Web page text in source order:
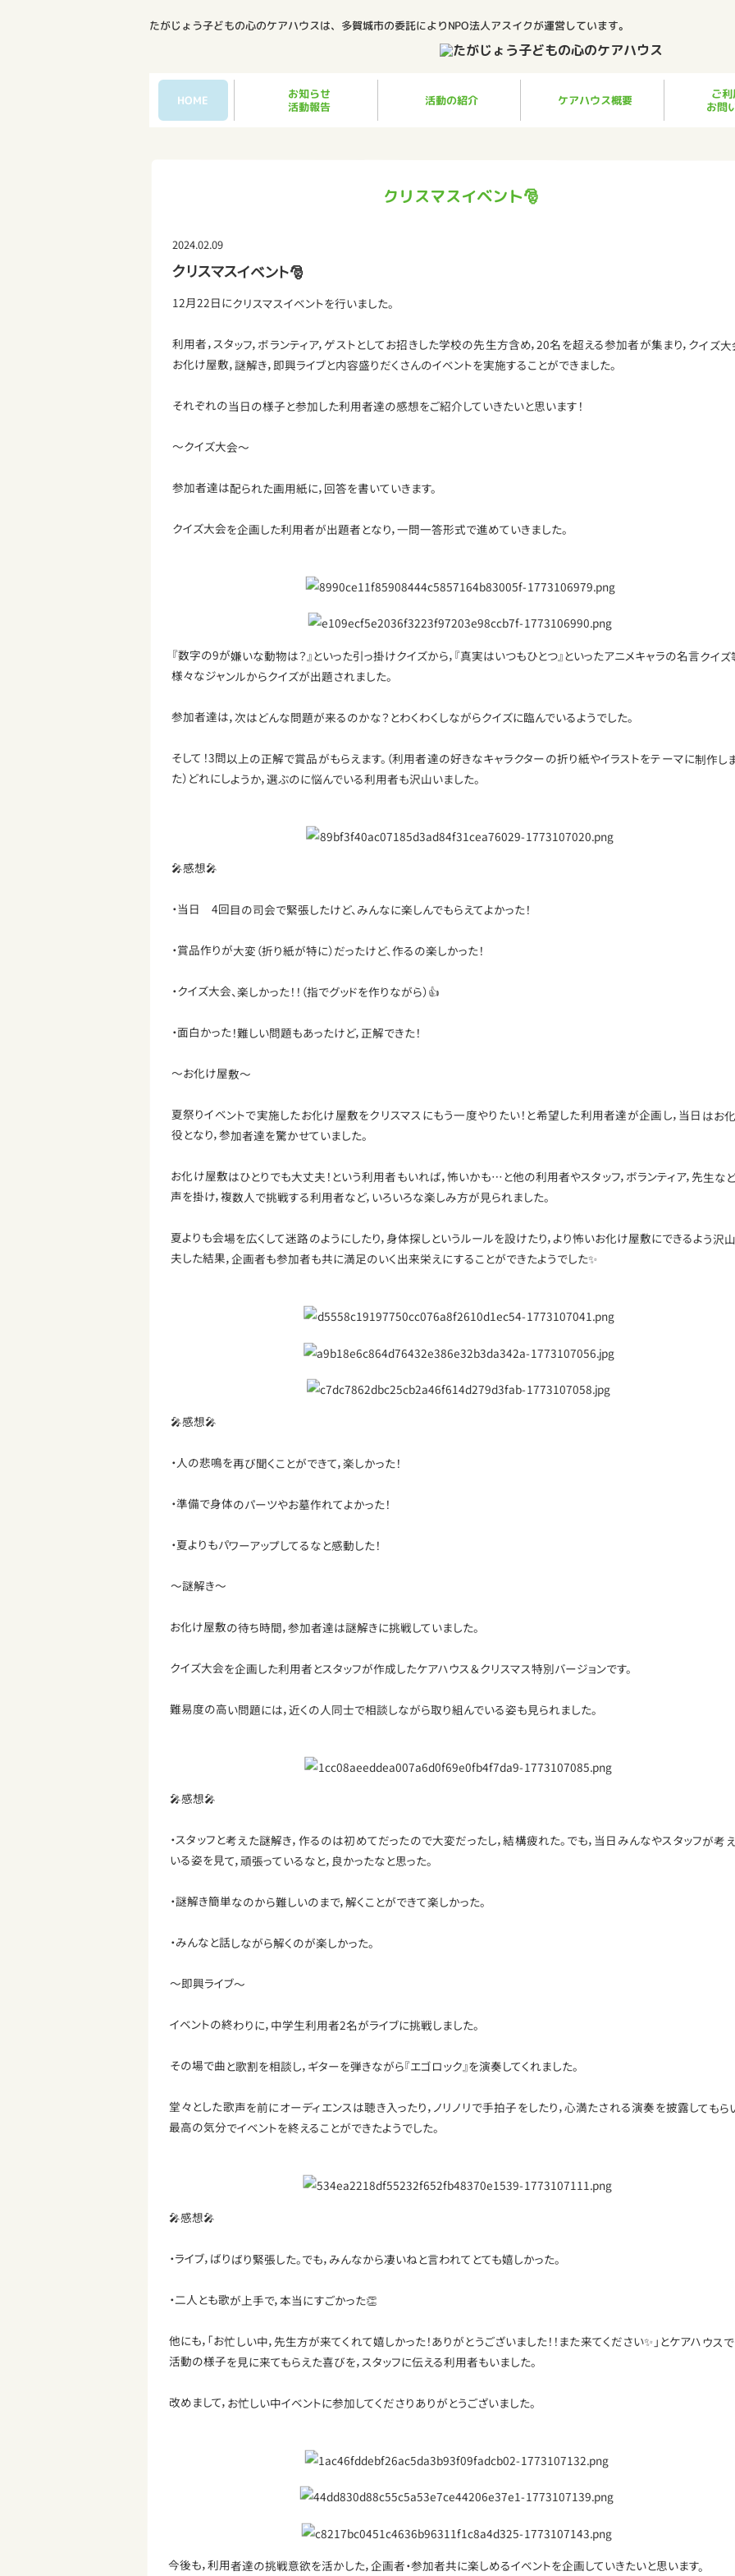
たがじょう子どもの心のケアハウスは、多賀城市の委託によりNPO法人アスイクが運営しています。
HOME お知らせ
活動報告 活動の紹介 ケアハウス概要 ご
お問
クリスマスイベント🎅
2024.02.09
クリスマスイベント🎅
12月22日にクリスマスイベントを行いました。
利用者，スタッフ，ボランティア，ゲストとしてお招きした学校の先生方含め，20名を超える参加者が集まり，クイズ大
お化け屋敷，謎解き，即興ライブと内容盛りだくさんのイベントを実施することができました。
それぞれの当日の様子と参加した利用者達の感想をご紹介していきたいと思います！
～クイズ大会～
参加者達は配られた画用紙に，回答を書いていきます。
クイズ大会を企画した利用者が出題者となり，一問一答形式で進めていきました。
『数字の9が嫌いな動物は？』といった引っ掛けクイズから，『真実はいつもひとつ』といったアニメキャラの名言クイズ
様々なジャンルからクイズが出題されました。
参加者達は，次はどんな問題が来るのかな？とわくわくしながらクイズに臨んでいるようでした。
そして！3問以上の正解で賞品がもらえます。（利用者達の好きなキャラクターの折り紙やイラストをテーマに制作し
た）どれにしようか，選ぶのに悩んでいる利用者も沢山いました。
🎤感想🎤
・当日 4回目の司会で緊張したけど、みんなに楽しんでもらえてよかった！
・賞品作りが大変（折り紙が特に）だったけど、作るの楽しかった！
・クイズ大会、楽しかった！！（指でグッドを作りながら）👍
・面白かった！難しい問題もあったけど，正解できた！
～お化け屋敷～
夏祭りイベントで実施したお化け屋敷をクリスマスにもう一度やりたい！と希望した利用者達が企画し，当日はお
役となり，参加者達を驚かせていました。
お化け屋敷はひとりでも大丈夫！という利用者もいれば，怖いかも…と他の利用者やスタッフ，ボランティア，先生な
声を掛け，複数人で挑戦する利用者など，いろいろな楽しみ方が見られました。
夏よりも会場を広くして迷路のようにしたり，身体探しというルールを設けたり，より怖いお化け屋敷にできるよう沢
夫した結果，企画者も参加者も共に満足のいく出来栄えにすることができたようでした✨
🎤感想🎤
・人の悲鳴を再び聞くことができて，楽しかった！
・準備で身体のパーツやお墓作れてよかった！
・夏よりもパワーアップしてるなと感動した！
～謎解き～
お化け屋敷の待ち時間，参加者達は謎解きに挑戦していました。
クイズ大会を企画した利用者とスタッフが作成したケアハウス＆クリスマス特別バージョンです。
難易度の高い問題には，近くの人同士で相談しながら取り組んでいる姿も見られました。
🎤感想🎤
・スタッフと考えた謎解き，作るのは初めてだったので大変だったし，結構疲れた。でも，当日みんなやスタッフが考
いる姿を見て，頑張っているなと，良かったなと思った。
・謎解き簡単なのから難しいのまで，解くことができて楽しかった。
・みんなと話しながら解くのが楽しかった。
～即興ライブ～
イベントの終わりに，中学生利用者2名がライブに挑戦しました。
その場で曲と歌割を相談し，ギターを弾きながら『エゴロック』を演奏してくれました。
堂々とした歌声を前にオーディエンスは聴き入ったり，ノリノリで手拍子をしたり，心満たされる演奏を披露してもら
最高の気分でイベントを終えることができたようでした。
🎤感想🎤
・ライブ，ばりばり緊張した。でも，みんなから凄いねと言われてとても嬉しかった。
・二人とも歌が上手で，本当にすごかった👏
他にも，「お忙しい中，先生方が来てくれて嬉しかった！ありがとうございました！！また来てください✨」とケアハウス
活動の様子を見に来てもらえた喜びを，スタッフに伝える利用者もいました。
改めまして，お忙しい中イベントに参加してくださりありがとうございました。
今後も，利用者達の挑戦意欲を活かした，企画者・参加者共に楽しめるイベントを企画していきたいと思います。